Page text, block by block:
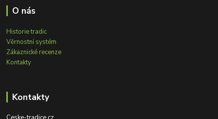
O nás
Historie tradic
Věrnostní systém
Zákaznické recenze
Kontakty
Kontakty